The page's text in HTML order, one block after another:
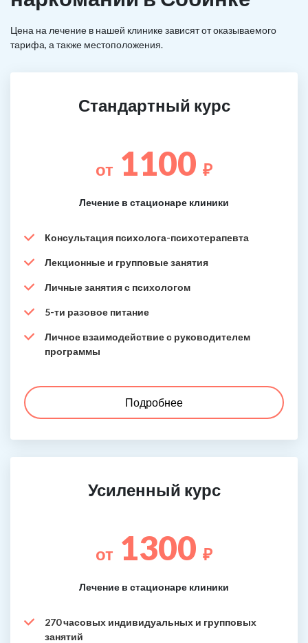
Цена на лечение в нашей клинике зависят от оказываемого
тарифа, а также местоположения.
Стандартный курс
от 1100 ₽
Лечение в стационаре клиники
Консультация психолога-психотерапевта
Лекционные и групповые занятия
Личные занятия с психологом
5-ти разовое питание
Личное взаимодействие с руководителем
программы
Подробнее
Усиленный курс
от 1300 ₽
Лечение в стационаре клиники
270 часовых индивидуальных и групповых
занятий